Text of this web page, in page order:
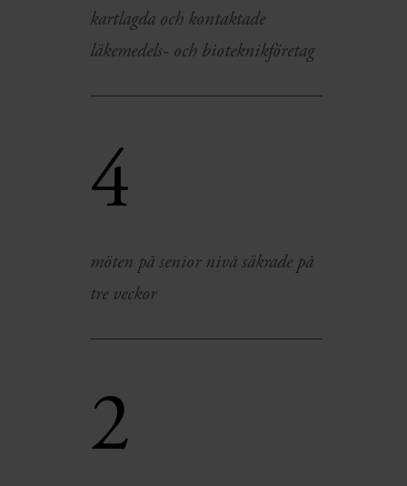
kartlagda och kontaktade
läkemedels- och bioteknikföretag
4
möten på senior nivå säkrade på
tre veckor
2